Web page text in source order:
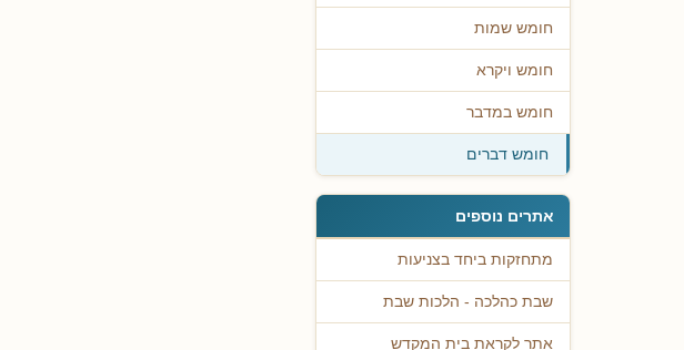
חומש שמות
חומש ויקרא
חומש במדבר
חומש דברים
אתרים נוספים
מתחזקות ביחד בצניעות
שבת כהלכה - הלכות שבת
אתר לקראת בית המקדש